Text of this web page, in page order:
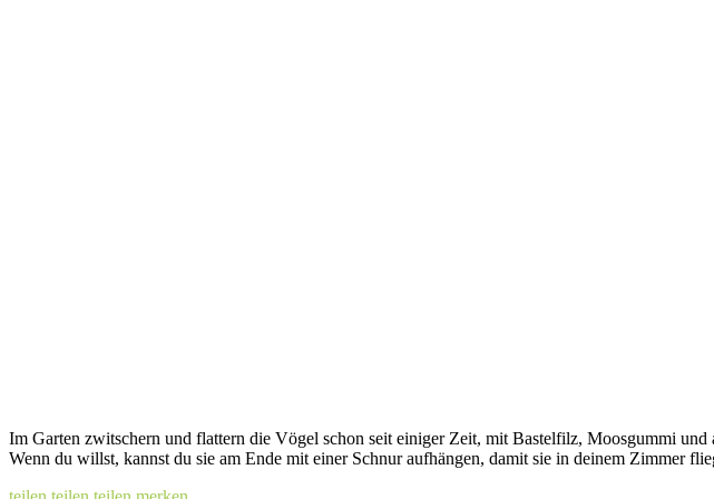
Im Garten zwitschern und flattern die Vögel schon seit einiger Zeit, mit Bastelfilz, Moosgummi
Wenn du willst, kannst du sie am Ende mit einer Schnur aufhängen, damit sie in deinem Zimmer